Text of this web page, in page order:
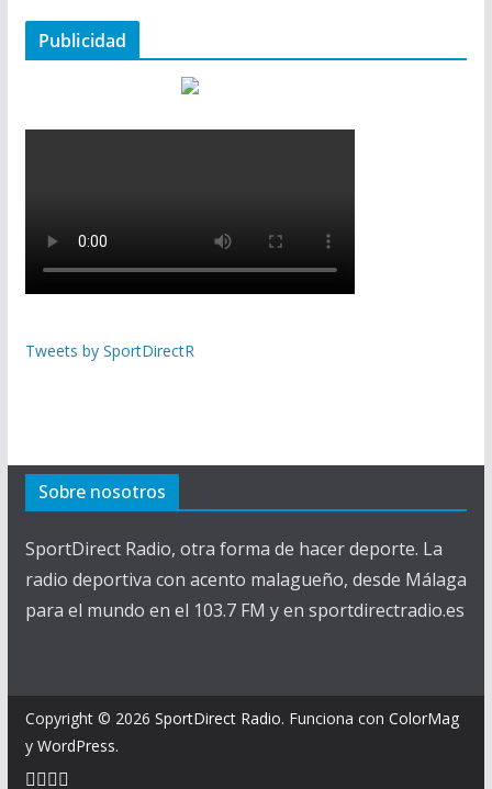
Publicidad
Tweets by SportDirectR
Sobre nosotros
SportDirect Radio, otra forma de hacer deporte. La
radio deportiva con acento malagueño, desde Málaga
para el mundo en el 103.7 FM y en sportdirectradio.es
Copyright © 2026 SportDirect Radio. Funciona con ColorMag
y WordPress.